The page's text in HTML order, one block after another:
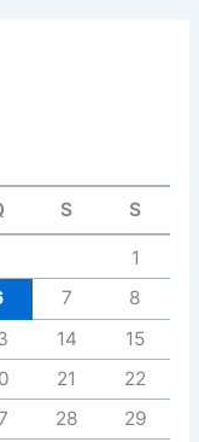
S S
1
7
8
14
15
21
22
28
29